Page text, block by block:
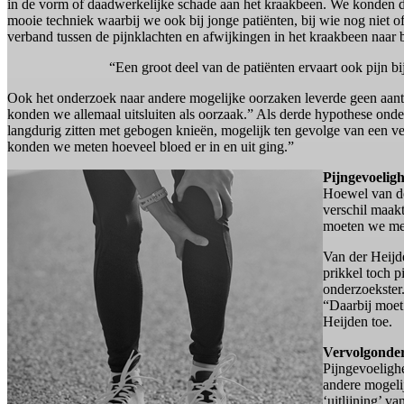
in de vorm of daadwerkelijke schade aan het kraakbeen. We
mooie techniek waarbij we ook bij jonge patiënten, bij wie nog niet
verband tussen de pijnklachten en afwijkingen in het kraakbeen naar
“Een groot deel van de patiënten ervaart ook pijn
Ook het onderzoek naar andere mogelijke oorzaken leverde geen
konden we allemaal uitsluiten als oorzaak.” Als derde hypothese
langdurig zitten met gebogen knieën, mogelijk ten gevolge van een
konden we meten hoeveel bloed er in en uit ging.”
Hoewel van
verschil
moeten we
Van der
prikkel toch
“Daarbij
Heijden toe.
andere
‘uitlijning’